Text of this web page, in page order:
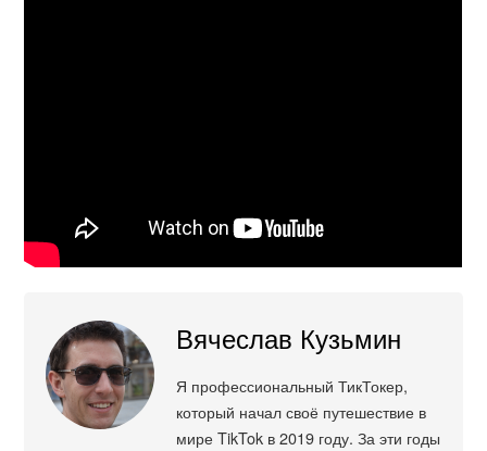
Вячеслав Кузьмин
Я профессиональный ТикТокер,
который начал своё путешествие в
мире TikTok в 2019 году. За эти годы